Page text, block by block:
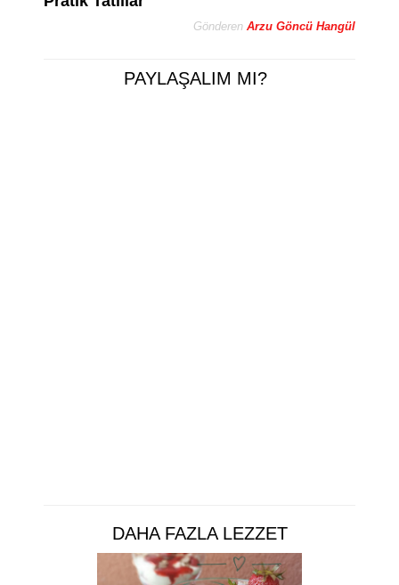
Gönderen Arzu Göncü Hangül
PAYLAŞALIM MI?
DAHA FAZLA LEZZET